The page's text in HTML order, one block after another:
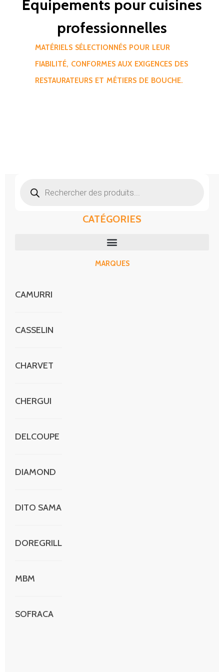
Équipements pour cuisines
professionnelles
MATÉRIELS SÉLECTIONNÉS POUR LEUR
FIABILITÉ, CONFORMES AUX EXIGENCES DES
RESTAURATEURS ET MÉTIERS DE BOUCHE.
produits
CATÉGORIES
MARQUES
CAMURRI
CASSELIN
CHARVET
CHERGUI
DELCOUPE
DIAMOND
DITO SAMA
DOREGRILL
MBM
SOFRACA